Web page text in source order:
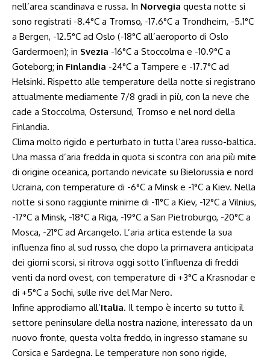
nell’area scandinava e russa. In Norvegia questa notte si
sono registrati -8.4°C a Tromso, -17.6°C a Trondheim, -5.1°C
a Bergen, -12.5°C ad Oslo (-18°C all’aeroporto di Oslo
Gardermoen); in Svezia -16°C a Stoccolma e -10.9°C a
Goteborg; in Finlandia -24°C a Tampere e -17.7°C ad
Helsinki. Rispetto alle temperature della notte si registrano
attualmente mediamente 7/8 gradi in più, con la neve che
cade a Stoccolma, Ostersund, Tromso e nel nord della
Finlandia.
Clima molto rigido e perturbato in tutta l’area russo-baltica.
Una massa d’aria fredda in quota si scontra con aria più mite
di origine oceanica, portando nevicate su Bielorussia e nord
Ucraina, con temperature di -6°C a Minsk e -1°C a Kiev. Nella
notte si sono raggiunte minime di -11°C a Kiev, -12°C a Vilnius,
-17°C a Minsk, -18°C a Riga, -19°C a San Pietroburgo, -20°C a
Mosca, -21°C ad Arcangelo. L’aria artica estende la sua
influenza fino al sud russo, che dopo la primavera anticipata
dei giorni scorsi, si ritrova oggi sotto l’influenza di freddi
venti da nord ovest, con temperature di +3°C a Krasnodar e
di +5°C a Sochi, sulle rive del Mar Nero.
Infine approdiamo all’Italia. Il tempo è incerto su tutto il
settore peninsulare della nostra nazione, interessato da un
nuovo fronte, questa volta freddo, in ingresso stamane su
Corsica e Sardegna. Le temperature non sono rigide,